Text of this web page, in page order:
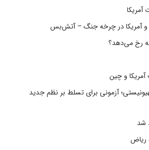
و آمریکا در چرخه جنگ – آتش‌بس
رخ می‌دهد؟
آمریکا و چین
آزمونی برای تسلط بر نظم جدید
شد
ریاض